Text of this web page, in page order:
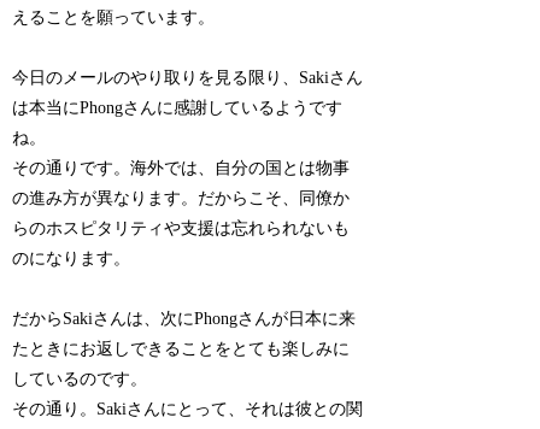
えることを願っています。
今日のメールのやり取りを見る限り、Sakiさん
は本当にPhongさんに感謝しているようです
ね。
その通りです。海外では、自分の国とは物事
の進み方が異なります。だからこそ、同僚か
らのホスピタリティや支援は忘れられないも
のになります。
だからSakiさんは、次にPhongさんが日本に来
たときにお返しできることをとても楽しみに
しているのです。
その通り。Sakiさんにとって、それは彼との関